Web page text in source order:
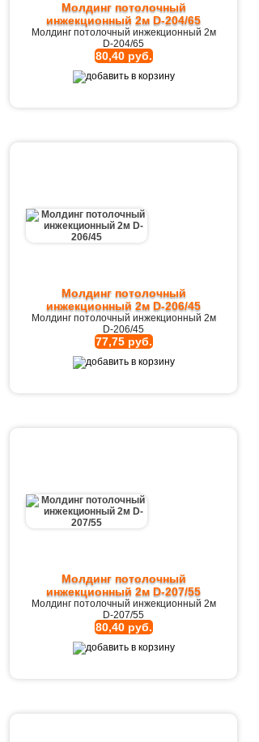
Молдинг потолочный
инжекционный 2м D-204/65
Молдинг потолочный инжекционный 2м
D-204/65
80,40 руб.
Молдинг потолочный
инжекционный 2м D-206/45
Молдинг потолочный инжекционный 2м
D-206/45
77,75 руб.
Молдинг потолочный
инжекционный 2м D-207/55
Молдинг потолочный инжекционный 2м
D-207/55
80,40 руб.